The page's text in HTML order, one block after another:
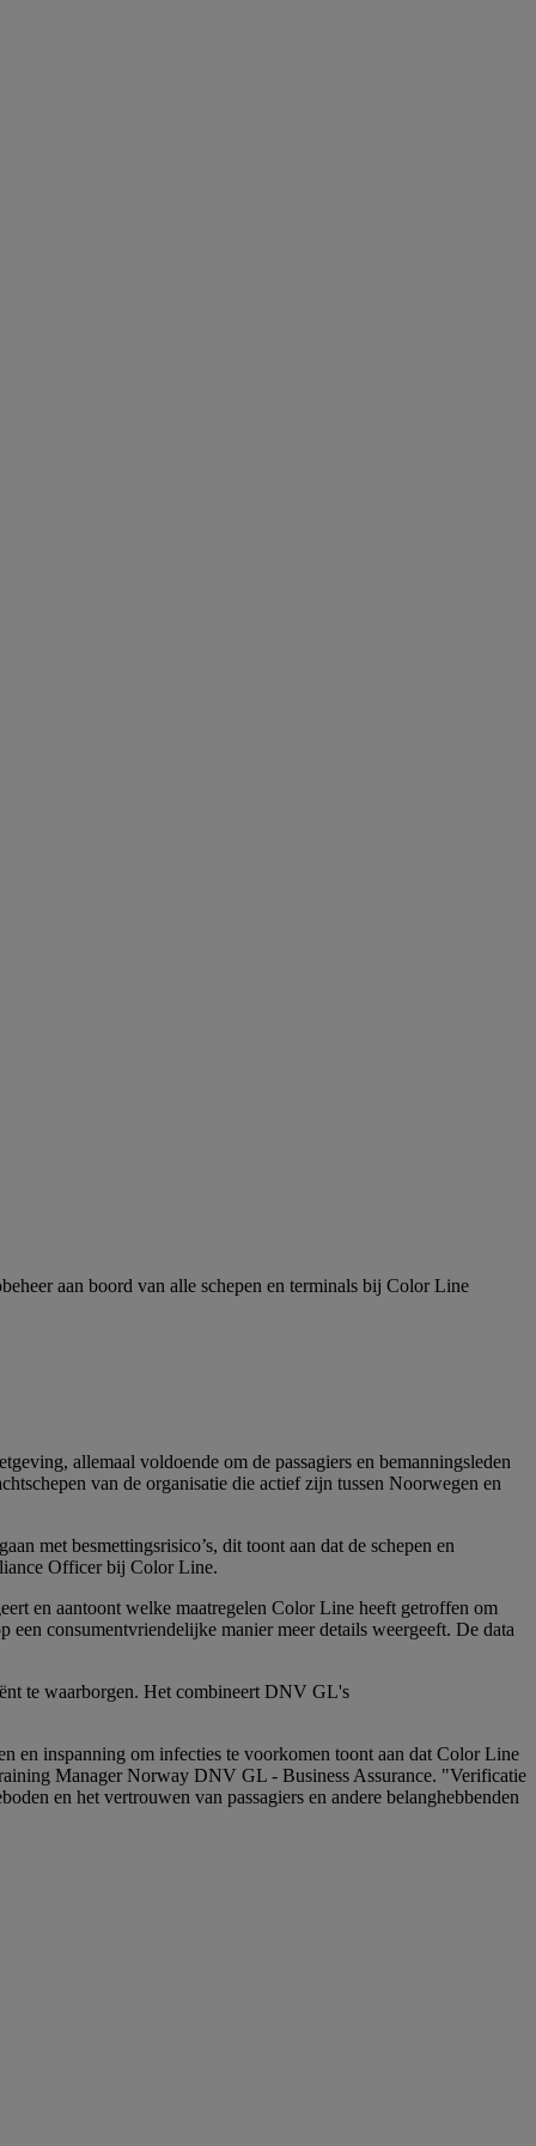
aan boord van alle schepen en terminals bij Color Line
allemaal voldoende om de passagiers en bemanningsleden
van de organisatie die actief zijn tussen Noorwegen en
met besmettingsrisico’s, dit toont aan dat de schepen en
Officer bij Color Line.
en aantoont welke maatregelen Color Line heeft getroffen om
consumentvriendelijke manier meer details weergeeft. De data
te waarborgen. Het combineert DNV GL's
en inspanning om infecties te voorkomen toont aan dat Color Line
Manager Norway DNV GL - Business Assurance. "Verificatie
en het vertrouwen van passagiers en andere belanghebbenden